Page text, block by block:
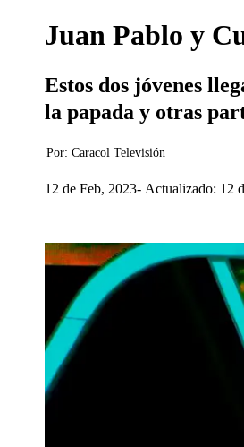
Juan Pablo y
Estos dos jóvenes
la papada y otras
Por: Caracol Televisión
12 de Feb, 2023 Actualizado: 12